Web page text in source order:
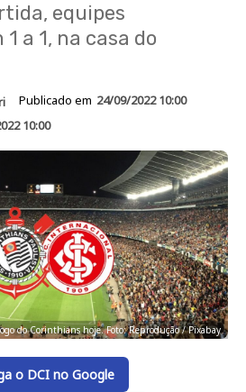
equipes
a 1, na casa do
Publicado em 24/09/2022 10:00
10:00
do Corinthians hoje. Foto: Reprodução / Pixabay
o DCI no Google